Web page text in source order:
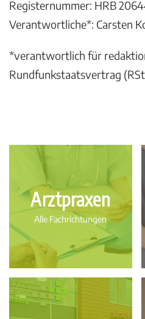
Registernummer: HRB
Verantwortliche*: Carsten
*verantwortlich für
Rundfunkstaatsvertrag
Arztpraxen
Alle Fachrichtungen